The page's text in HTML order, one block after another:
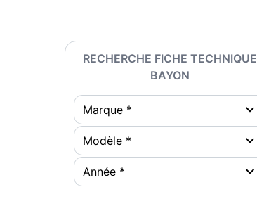
RECHERCHE FICHE TECHNIQUE
BAYON